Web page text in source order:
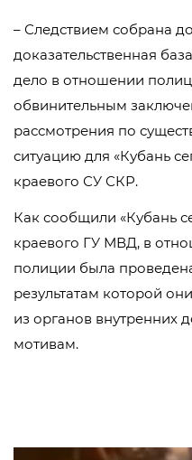
– Следствием собрана
доказательственная
дело в отношении
обвинительным
рассмотрения по
ситуацию для «Кубань
краевого СУ СКР.
Как сообщили «Кубань
краевого ГУ МВД, в
полиции была
результатам которой
из органов внутренних
мотивам.